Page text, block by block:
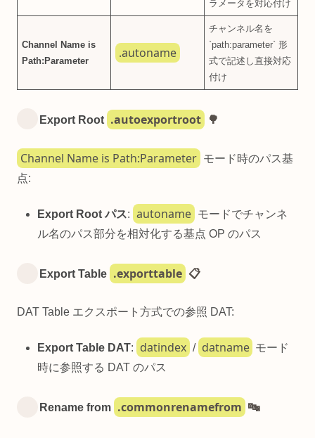
ラメータを対応付け
Channel Name is
Path:Parameter
.autoname
チャンネル名を
`path:parameter` 形
式で記述し直接対応
付け
Export Root .autoexportroot 🌳
Channel Name is Path:Parameter
モード時のパス基
点:
Export Root パス: autoname モードでチャンネ
ル名のパス部分を相対化する基点 OP のパス
Export Table .exporttable 📋
DAT Table エクスポート方式での参照 DAT:
Export Table DAT: datindex / datname モード
時に参照する DAT のパス
Rename from .commonrenamefrom 🔤